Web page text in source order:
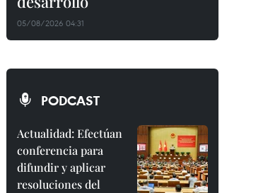
05/08/2026 04:31
PODCAST
Actualidad: Efectúan
conferencia para
difundir y aplicar
resoluciones del